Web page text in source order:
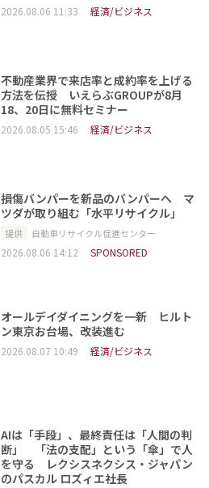
2026.08.06 11:33 経済/ビジネス
不動産業界で来店率と成約率を上げる
方法を伝授 いえらぶGROUPが8月
18、20日に無料セミナー
2026.08.05 15:46 経済/ビジネス
損傷バンパーを新品のバンパーへ マ
ツダが取り組む「水平リサイクル」
提供 自動車リサイクル促進センター
2026.08.06 14:12 SPONSORED
オールデイダイニングを一新 ヒルト
ン東京お台場、改装進む
2026.08.07 10:49 経済/ビジネス
AIは「手段」、最終責任は「人間の判
断」 「法の支配」という「傘」で人
を守る レクシスネクシス・ジャパン
のパスカル ロズィエ社長